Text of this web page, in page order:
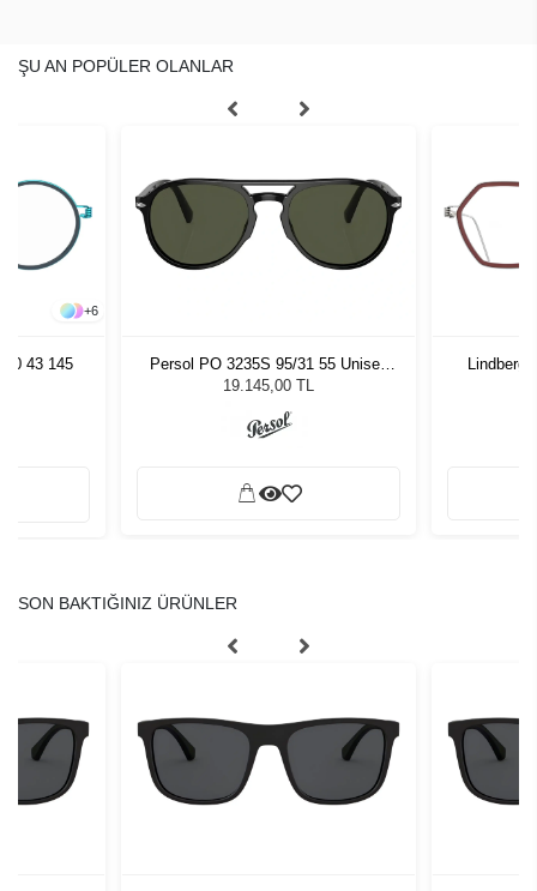
ŞU AN POPÜLER OLANLAR
+6
43 145
Persol PO 3235S 95/31 55 Unisex
Güneş Gözlüğü
19.145,00 TL
Lindberg
SON BAKTIĞINIZ ÜRÜNLER